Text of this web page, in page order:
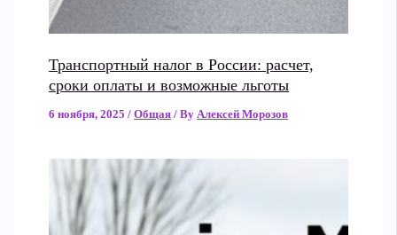
Транспортный налог в России: расчет,
сроки оплаты и возможные льготы
6 ноября, 2025/Общая / By Алексей Морозов